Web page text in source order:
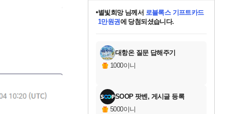
교환.
당첨되셨습니다.
당첨되셨습니다.
당첨되셨습니다.
별빛희망님께서 로블록스 기프트카드
1만원권에 당첨되셨습니다.
당첨되셨습니다.
당첨되셨습니다.
당첨되셨습니다.
당첨되셨습니다.
에디션 (스팀코드)를 교환.
당첨되셨습니다.
대항온 질문 답해주기
1000이니
SOOP 팟벤, 게시글 등록
5000이니